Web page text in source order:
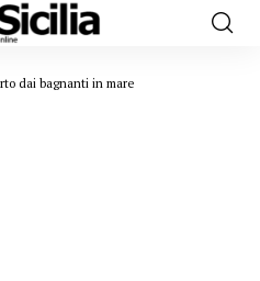
dai bagnanti in mare